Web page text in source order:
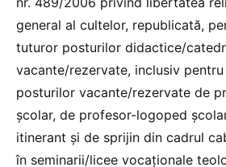
general al cultelor, republicată,
tuturor posturilor didactice/
vacante/rezervate, inclusiv
posturilor vacante/rezervate de
şcolar, de profesor-logoped
itinerant şi de sprijin din cadrul
în seminarii/licee vocaționale